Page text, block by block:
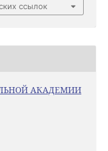
ссылок
АКАДЕМИИ